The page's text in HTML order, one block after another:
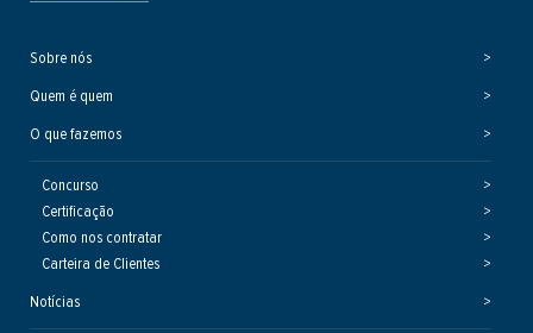
Sobre nós
Quem é quem
O que fazemos
Concurso
Certificação
Como nos contratar
Carteira de Clientes
Notícias